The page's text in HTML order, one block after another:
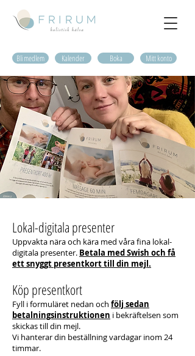
Bli medlem Boka Mitt konto
Kalender
Lokal-digitala presenter
Uppvakta nära och kära med våra fina lokal-
digitala presenter. Betala med Swish och få
ett snyggt presentkort till din mejl.
Köp presentkort
Fyll i formuläret nedan och följ sedan
betalningsinstruktionen i bekräftelsen som
skickas till din mejl.
Vi hanterar din beställning vardagar inom 24
timmar.